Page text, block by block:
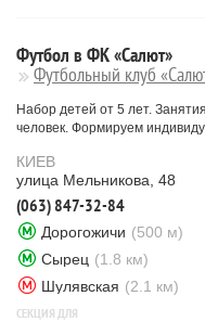
Футбол в ФК «Салют»
Футбольный клуб
Набор детей от 5 лет.
человек. Формируем
КИЕВ
улица Мельникова, 48
(063) 847-32-84
Дорогожичи (500 м)
Сырец (1.8 км)
Шулявская (2.1 км)
СЕКЦИЯ ДЛЯ